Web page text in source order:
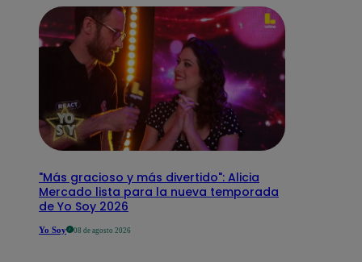
"Más gracioso y más divertido": Alicia
Mercado lista para la nueva temporada
de Yo Soy 2026
Yo Soy 08 de agosto 2026